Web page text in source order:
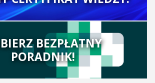
BEZPŁATNY
PORADNIK!